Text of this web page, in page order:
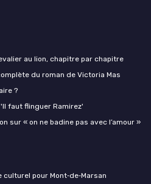
au lion, chapitre par chapitre
du roman de Victoria Mas
?
faut flinguer Ramirez'
sur « on ne badine pas avec l’amour »
pour Mont‑de‑Marsan